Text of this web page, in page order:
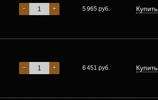
− + 5 965 руб. Купить
− + 6 451 руб. Купить